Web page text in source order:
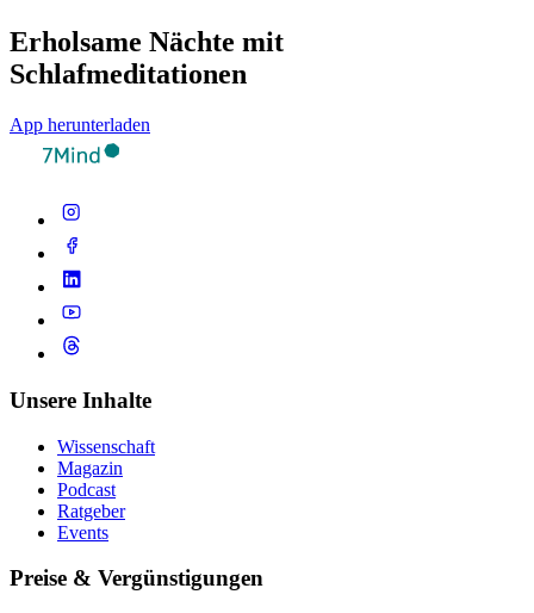
Erholsame Nächte mit
Schlafmeditationen
App herunterladen
Unsere Inhalte
Wissenschaft
Magazin
Podcast
Ratgeber
Events
Preise & Vergünstigungen